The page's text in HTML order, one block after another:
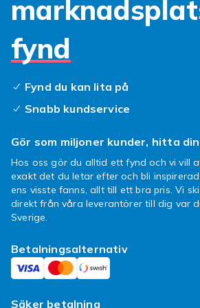
dammsugarpåsen?
Byt påsen när den är ungefär
fjärdedelar full — väntar du tills
börja läcka. I ett
städning en gång per vecka
husdjur bör du byta oftare.
Förvara påsar
Förvara oanvända
svalt och undvik att böja eller
Skadade påsar kan läcka fint
i luften. Ha alltid ett litet förråd
kan byta direkt när det är dags.
fynd
Fynd du kan lita på
Snabb kundservice
Gör som miljoner kunder, hitta
Hos oss gör du alltid ett fynd och vi vill
exakt det du letar efter och bli
ens visste fanns, allt till ett bra pris. Vi
direkt från våra leverantörer till dig var
Sverige.
Betalningsalternativ
Säker betalning